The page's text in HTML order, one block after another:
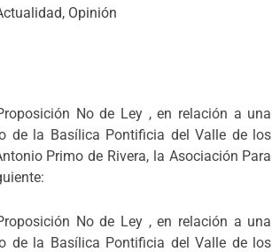
, Opinión
No de Ley , en relación a una
de la Basílica Pontificia del Valle de los
Primo de Rivera, la Asociación Para
No de Ley , en relación a una
de la Basílica Pontificia del Valle de los